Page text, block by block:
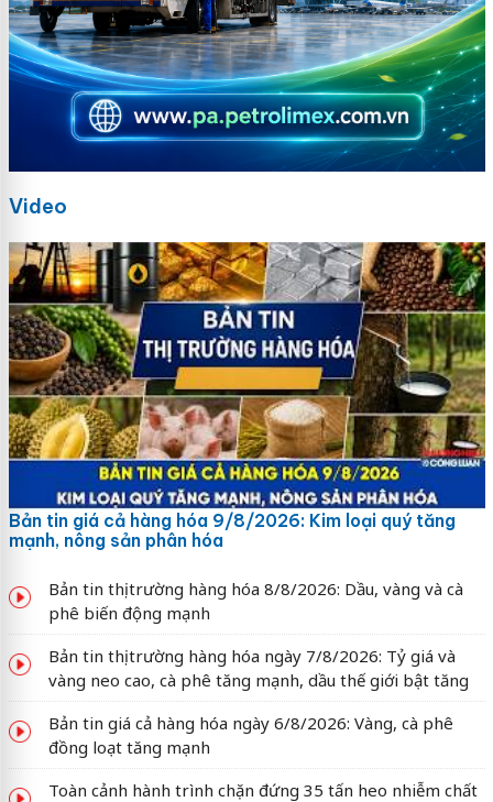
Video
Bản tin giá cả hàng hóa 9/8/2026: Kim loại quý tăng
mạnh, nông sản phân hóa
Bản tin thị trường hàng hóa 8/8/2026: Dầu, vàng và cà
phê biến động mạnh
Bản tin thị trường hàng hóa ngày 7/8/2026: Tỷ giá và
vàng neo cao, cà phê tăng mạnh, dầu thế giới bật tăng
Bản tin giá cả hàng hóa ngày 6/8/2026: Vàng, cà phê
đồng loạt tăng mạnh
Toàn cảnh hành trình chặn đứng 35 tấn heo nhiễm chất